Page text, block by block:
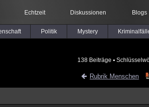
Echtzeit Diskussionen Blogs
Politik Mystery
138 Beiträge ▪
Rubrik Menschen